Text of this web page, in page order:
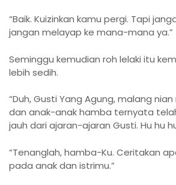
“Baik. Kuizinkan kamu pergi. Tapi
jangan melayap ke mana-mana ya.”
Seminggu kemudian roh lelaki itu
lebih sedih.
“Duh, Gusti Yang Agung, malang
dan anak-anak hamba ternyata
jauh dari ajaran-ajaran Gusti. Hu hu
“Tenanglah, hamba-Ku. Ceritakan
pada anak dan istrimu.”